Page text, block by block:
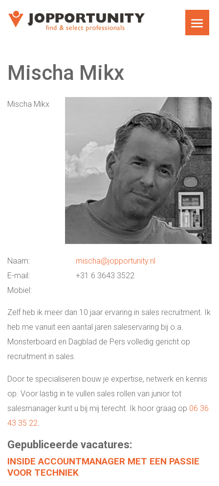
TEAM
MARKET RESEARCH RECRUITMENT
CARRIÈRECOACHING VOOR MANAGERS EN
DIRECTEUREN
EXECUTIVE SEARCH HVAC & UTILITY
INTERNATIONALE DIRECTIE VACATURES
WERKEN OP SINT MAARTEN WERKEN OP
DE ANTILLEN
ONLINE ASSESSMENT
VACATURES
PARTNERS
WIE ZIJN WIJ?
Mischa Mikx
Naam:
Mischa Mikx
E-mail:
mischa@jopportunity.nl
Mobiel:
+31 6 3643 3522
Zelf heb ik meer dan 10 jaar ervaring in sales recruitment. Ik
heb me vanuit een aantal jaren saleservaring bij o.a.
Monsterboard en Dagblad de Pers volledig gericht op
recruitment in sales.
Door te specialiseren bouw je expertise, netwerk en kennis
op. Voor lastig in te vullen sales rollen van junior tot
salesmanager kunt u bij mij terecht. Ik hoor graag op 06 36
43 35 22.
Gepubliceerde vacatures:
INSIDE ACCOUNTMANAGER MET EEN PASSIE
VOOR TECHNIEK